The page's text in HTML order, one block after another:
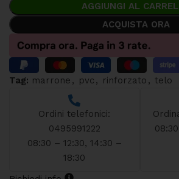
AGGIUNGI AL
ACQUISTA ORA
Tag: marrone , pvc , rinforzato , telo
Ordini telefonici:
0495991222
08:30 – 12:30, 14:30 –
18:30